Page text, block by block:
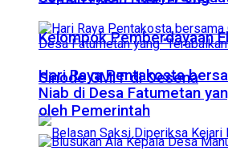
Kelompok Pemberdayaan
Sinode GMIT di Oesena
Hari Raya Pentakosta
Niab di Desa Fatumetan
oleh Pemerintah